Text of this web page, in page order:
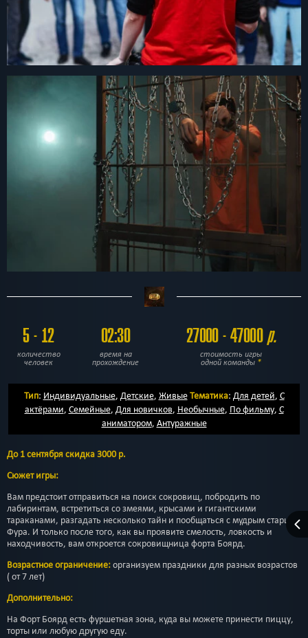
5 - 12
количество
человек
02:30
время на
прохождение
27000 - 47000р.
стоимость игры
одной команды *
Тип: Индивидуальные, Детские, ЖивыеТематика: Для детей, С
актёрами, Семейные, Для новичков, Необычные, По фильму, С
аниматором, Антуражные
До 1 сентября скидка 3000 р.
Сюжет игры:
Вам предстоит отправиться на поиск сокровищ, побродить по
лабиринтам, встретиться со змеями, крысами и гигантскими
тараканами, разгадать несколько тайн и пообщаться с мудрым старцем
Фура. И только после того, как вы проявите смелость, ловкость и
находчивость, вам откроется сокровищница форта Боярд.
Возрастное ограничение:организуем праздники для разных возрастов
( от 7 лет)
Дополнительно:
На Форт Боярд есть фуршетная зона, куда вы можете принести пиццу,
торты или любую другую еду.